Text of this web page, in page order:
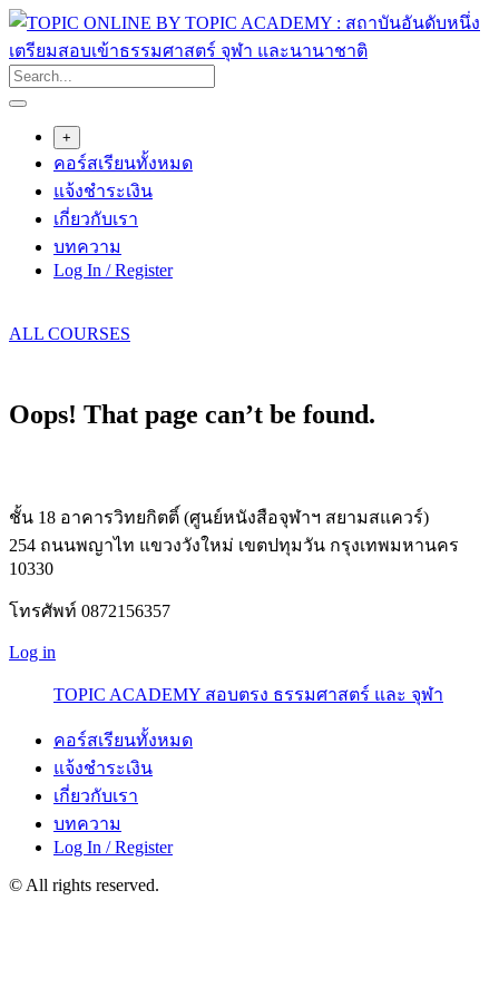
Skip
content
+
คอร์สเรียนทั้งหมด
แจ้งชำระเงิน
เกี่ยวกับเรา
บทความ
Log In / Register
ALL COURSES
Oops! That page can’t be found.
ชั้น 18 อาคารวิทยกิตติ์ (ศูนย์หนังสือจุฬาฯ สยามสแควร์)
254 ถนนพญาไท แขวงวังใหม่ เขตปทุมวัน กรุงเทพมหานคร
10330
โทรศัพท์ 0872156357
Log in
TOPIC ACADEMY สอบตรง ธรรมศาสตร์ และ จุฬา
คอร์สเรียนทั้งหมด
แจ้งชำระเงิน
เกี่ยวกับเรา
บทความ
Log In / Register
© All rights reserved.